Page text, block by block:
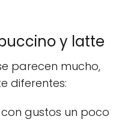
y latte
parecen mucho,
diferentes:
gustos un poco